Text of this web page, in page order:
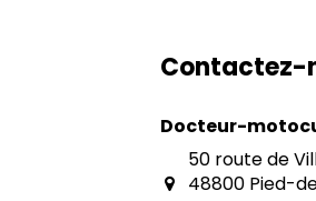
Contactez-
Docteur-
50 route de
48800 Pied-